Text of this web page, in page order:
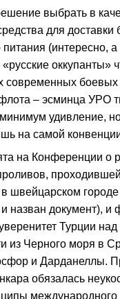
выбрать в
для доставки
питания (интересно, а
«русские оккупанты»
современных боевых
– эсминца УРО
удивление,
на самой
на Конференции о
швейцарском
назван документ), и
Турции
из Черного моря в
и Дарданеллы.
обязалась
международного